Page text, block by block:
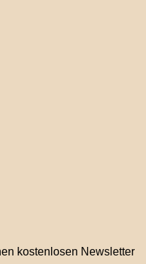
kostenlosen Newsletter